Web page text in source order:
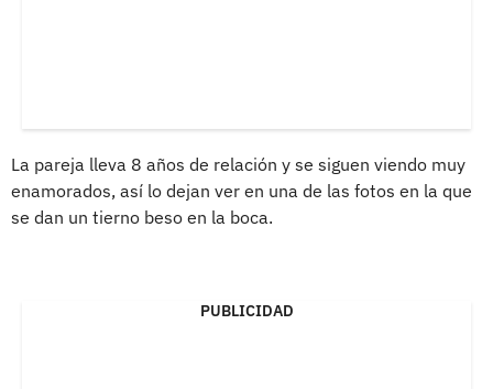
La pareja lleva 8 años de relación y se siguen viendo muy
enamorados, así lo dejan ver en una de las fotos en la que
se dan un tierno beso en la boca.
PUBLICIDAD